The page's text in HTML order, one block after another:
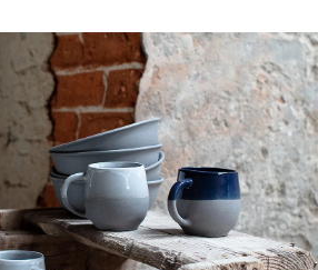
les ustensiles Basalt seront
restaurant que chez vous!
a été fondée en 1768. Revol est une
fabrique de la porcelaine culinaire.
en fils, Revol est dirigé par la même
Depuis l'usine de Saint-
toujours plus innovants sont créés par
passionnés puis vendus partout dans
de chaque pièce et les décors sont